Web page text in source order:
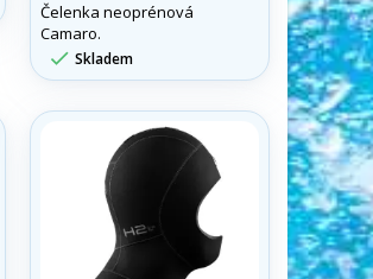
Čelenka neoprénová
Camaro.
 Skladem